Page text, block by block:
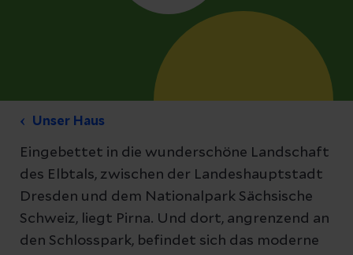
Unser Haus
Eingebettet in die wunderschöne Landschaft
des Elbtals, zwischen der Landeshauptstadt
Dresden und dem Nationalpark Sächsische
Schweiz, liegt Pirna. Und dort, angrenzend an
den Schlosspark, befindet sich das moderne